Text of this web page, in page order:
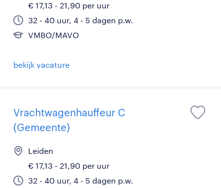
€ 17,13 - 21,90 per uur
32 - 40 uur, 4 - 5 dagen p.w.
VMBO/MAVO
bekijk vacature
Vrachtwagenhauffeur C
(Gemeente)
Leiden
€ 17,13 - 21,90 per uur
32 - 40 uur, 4 - 5 dagen p.w.